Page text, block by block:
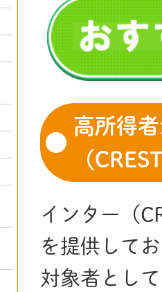
高所得
（
インター（
を提供して
対象者とし